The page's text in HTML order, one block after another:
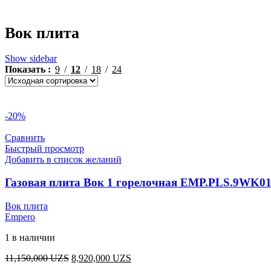
Вок плита
Show sidebar
Показать
9 12 18 24
-20%
Сравнить
Быстрый просмотр
Добавить в список желаний
Газовая плита Вок 1 горелочная
Вок плита
Empero
1 в наличии
11,150,000UZS Первоначальная
8,920,000 UZS